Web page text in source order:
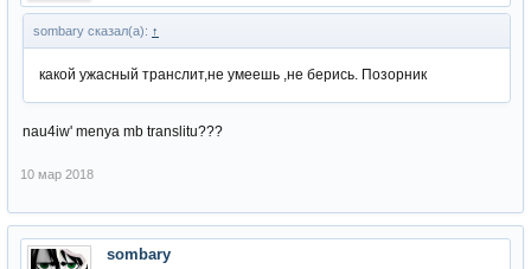
sombary сказал(а): ↑
какой ужасный транслит,не умеешь ,не берись. Позорник
nau4iw' menya mb translitu???
10 мар 2018
sombary